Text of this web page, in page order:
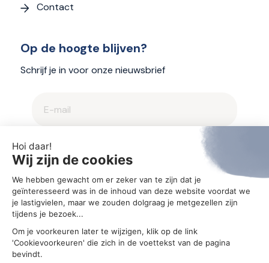
Contact
Op de hoogte blijven?
Schrijf je in voor onze nieuwsbrief